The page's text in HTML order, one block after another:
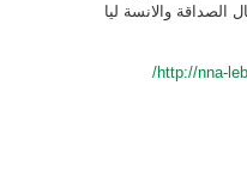
الصداقة والانسة ليا
http://nna-